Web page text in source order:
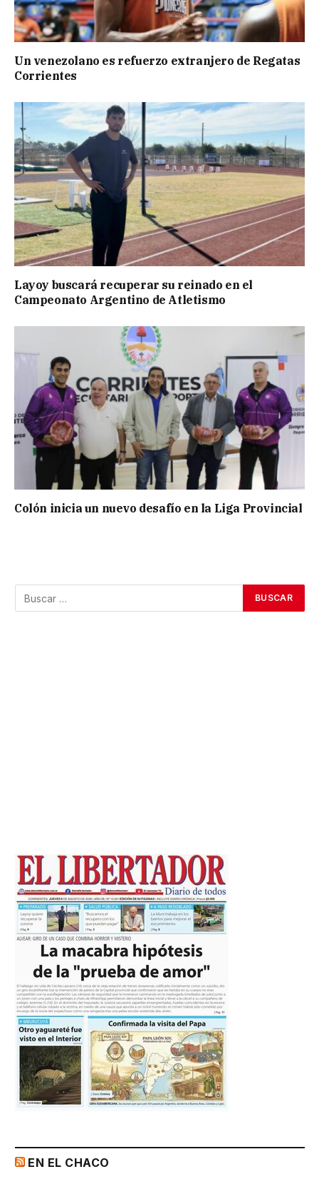
Un venezolano es refuerzo extranjero de Regatas
Corrientes
Layoy buscará recuperar su reinado en el
Campeonato Argentino de Atletismo
Colón inicia un nuevo desafío en la Liga Provincial
EN EL CHACO